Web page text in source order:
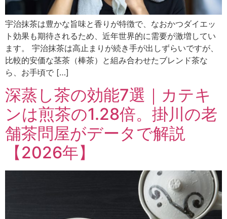
宇治抹茶は豊かな旨味と香りが特徴で、なおかつダイエッ
ト効果も期待されるため、近年世界的に需要が激増してい
ます。 宇治抹茶は高止まりが続き手が出しずらいですが、
比較的安価な茎茶（棒茶）と組み合わせたブレンド茶な
ら、お手頃で […]
深蒸し茶の効能7選｜カテキ
ンは煎茶の1.28倍。掛川の老
舗茶問屋がデータで解説
【2026年】